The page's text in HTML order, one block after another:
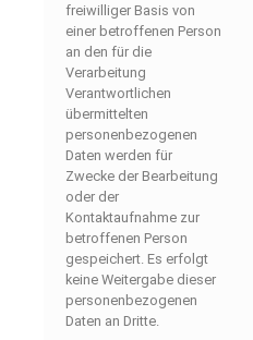
freiwilliger Basis von
einer betroffenen Person
an den für die
Verarbeitung
Verantwortlichen
übermittelten
personenbezogenen
Daten werden für
Zwecke der Bearbeitung
oder der
Kontaktaufnahme zur
betroffenen Person
gespeichert. Es erfolgt
keine Weitergabe dieser
personenbezogenen
Daten an Dritte.